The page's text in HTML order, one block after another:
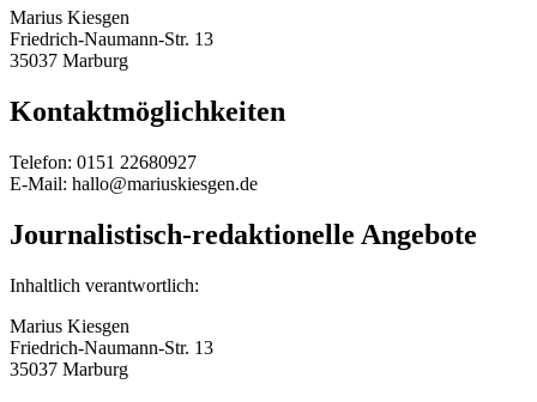
Marius Kiesgen
Friedrich-Naumann-Str. 13
35037 Marburg
Kontaktmöglichkeiten
Telefon: 0151 22680927
E-Mail: hallo@mariuskiesgen.de
Journalistisch-redaktionelle Angebote
Inhaltlich verantwortlich:
Marius Kiesgen
Friedrich-Naumann-Str. 13
35037 Marburg